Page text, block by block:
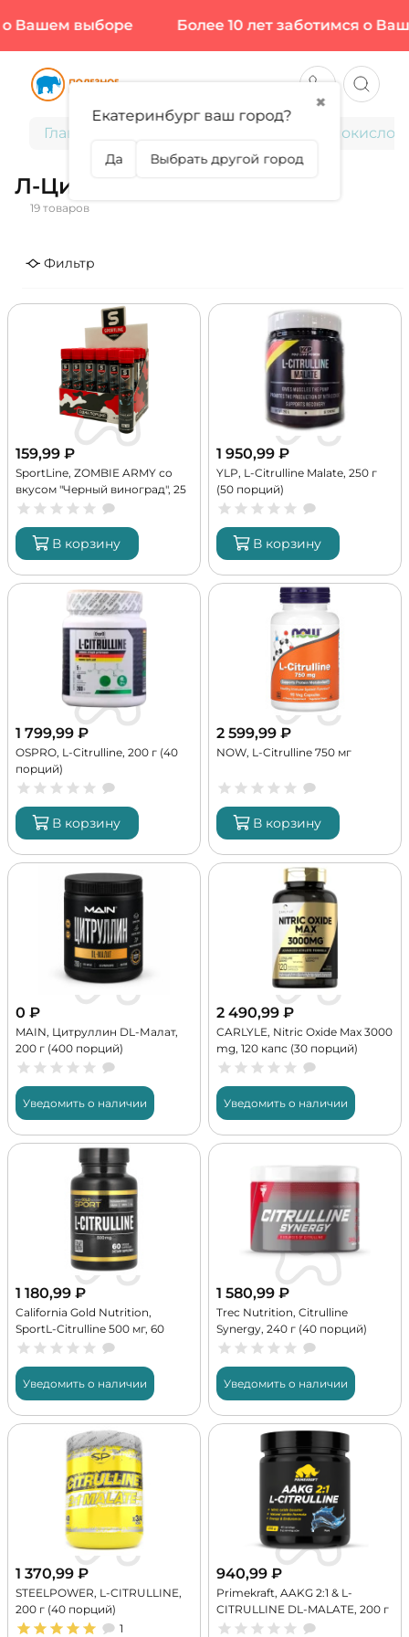
выборе Более 10 лет заботимся о
Главная
Л-Цитруллин
19 товаров
Фильтр
159,99 ₽
SportLine, ZOMBIE ARMY со
вкусом "Черный виноград", 25
мл (1 порция)
В корзину
1 950,99 ₽
YLP, L-Citrulline Malate, 250 г
(50 порций)
В корзину
1 799,99 ₽
OSPRO, L-Citrulline, 200 г (40
порций)
В корзину
2 599,99 ₽
NOW, L-Citrulline 750 мг
В корзину
0 ₽
MAIN, Цитруллин DL-Малат,
200 г (400 порций)
Уведомить о наличии
2 490,99 ₽
CARLYLE, Nitric Oxide Max 3000
mg, 120 капс (30 порций)
Уведомить о наличии
1 180,99 ₽
California Gold Nutrition,
SportL-Citrulline 500 мг, 60
капс (60 порций)
Уведомить о наличии
1 580,99 ₽
Trec Nutrition, Citrulline
Synergy, 240 г (40 порций)
Уведомить о наличии
1 370,99 ₽
STEELPOWER, L-CITRULLINE,
200 г (40 порций)
1
940,99 ₽
Primekraft, AAKG 2:1 & L-
CITRULLINE DL-MALATE, 200 г
(40 порций)
✖
Екатеринбург ваш город?
Да Выбрать другой город